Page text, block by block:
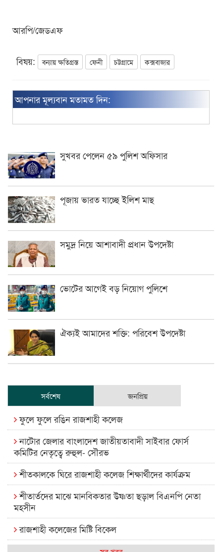
আরপি/জেডএফ
বিষয়: বন্যায় ক্ষতিগ্রস্ত ফেনী চট্টগ্রামে কক্সবাজার
আপনার মূল্যবান মতামত দিন:
সুখবর পেলেন ৫৯ পুলিশ অফিসার
পূজায় ভারত যাচ্ছে ইলিশ মাছ
সমুদ্র নিয়ে আশাবাদী প্রধান উপদেষ্টা
ভোটের আগেই বড় নিয়োগ পুলিশে
ঐক্যই আমাদের শক্তি: পরিবেশ উপদেষ্টা
সর্বশেষ জনপ্রিয়
ফুলে ফুলে রঙিন রাজশাহী কলেজ
নাটোর জেলার বাংলাদেশ জাতীয়তাবাদী সাইবার ফোর্স
কমিটির নেতৃত্বে রুহুল- সৌরভ
শীতকালকে ঘিরে রাজশাহী কলেজ শিক্ষার্থীদের কার্যক্রম
শীতার্তদের মাঝে মানবিকতার উষ্ণতা ছড়াল বিএনপি নেতা
মহসীন
রাজশাহী কলেজের মিষ্টি বিকেল